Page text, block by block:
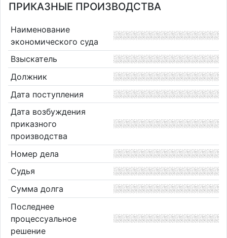
ПРИКАЗНЫЕ ПРОИЗВОДСТВА
Наименование
экономического суда
Взыскатель
Должник
Дата поступления
Дата возбуждения
приказного
производства
Номер дела
Судья
Сумма долга
Последнее
процессуальное
решение